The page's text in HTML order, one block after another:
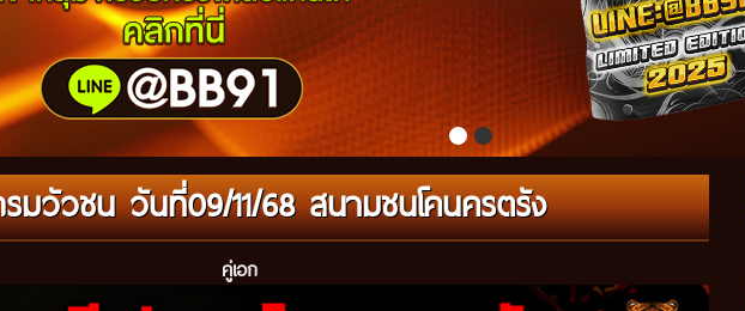
รมวัวชน วันที่09/11/68 สนามชนโคนครตรัง
คู่เอก